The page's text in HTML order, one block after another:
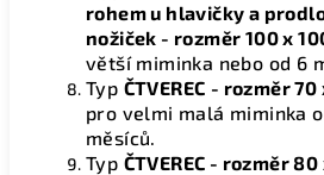
rohem u hlavičky a
nožiček - rozměr 100 x
větší miminka nebo od 6
Typ ČTVEREC - rozměr 70
pro velmi malá miminka
měsíců.
Typ ČTVEREC - rozměr